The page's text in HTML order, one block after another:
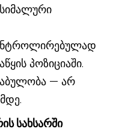
პოზიციაში.
— არ
სახსარში